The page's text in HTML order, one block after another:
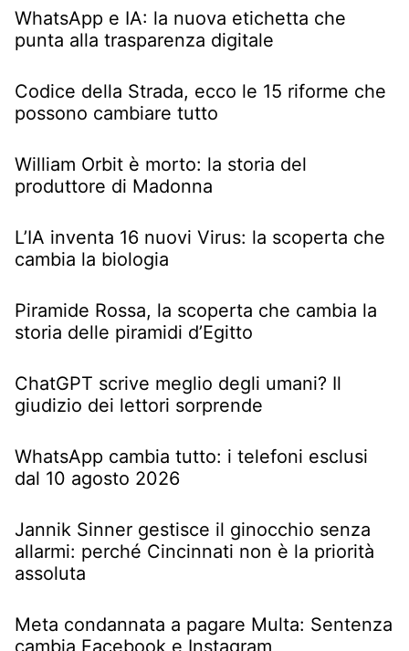
WhatsApp e IA: la nuova etichetta che
punta alla trasparenza digitale
Codice della Strada, ecco le 15 riforme che
possono cambiare tutto
William Orbit è morto: la storia del
produttore di Madonna
L’IA inventa 16 nuovi Virus: la scoperta che
cambia la biologia
Piramide Rossa, la scoperta che cambia la
storia delle piramidi d’Egitto
ChatGPT scrive meglio degli umani? Il
giudizio dei lettori sorprende
WhatsApp cambia tutto: i telefoni esclusi
dal 10 agosto 2026
Jannik Sinner gestisce il ginocchio senza
allarmi: perché Cincinnati non è la priorità
assoluta
Meta condannata a pagare Multa: Sentenza
cambia Facebook e Instagram